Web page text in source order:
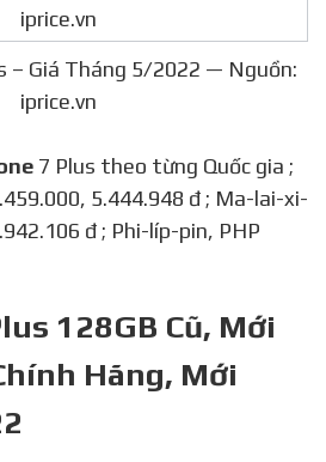
– Giá Tháng 5/2022 — Nguồn:
iprice.vn
7 Plus theo từng Quốc gia ;
5.444.948 đ ; Ma-lai-xi-
đ ; Phi-líp-pin, PHP
128GB Cũ, Mới
Hãng, Mới